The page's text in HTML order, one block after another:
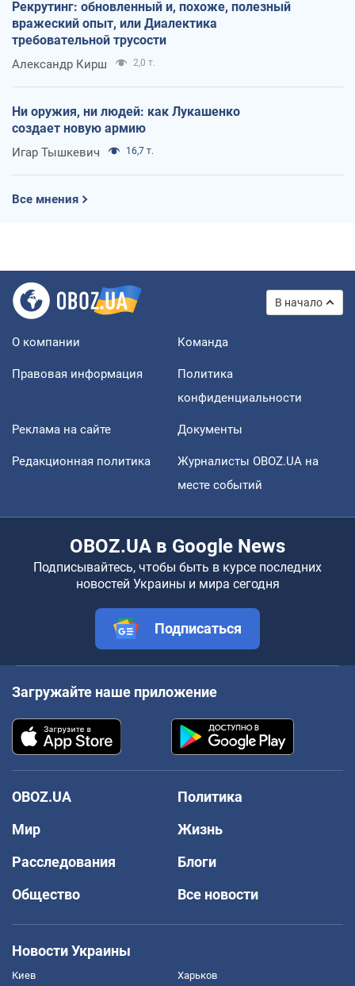
Рекрутинг: обновленный и, похоже, полезный
вражеский опыт, или Диалектика
требовательной трусости
Александр Кирш 2,0 т.
Ни оружия, ни людей: как Лукашенко
создает новую армию
Игар Тышкевич 16,7 т.
Все мнения
В начало
О компании Команда
Правовая информация
Политика
конфиденциальности
Реклама на сайте Документы
Редакционная политика
Журналисты OBOZ.UA на
месте событий
OBOZ.UA в Google News
Подписывайтесь, чтобы быть в курсе последних
новостей Украины и мира сегодня
Подписаться
Загружайте наше приложение
OBOZ.UA
Политика
Мир
Жизнь
Расследования
Блоги
Общество
Все новости
Новости Украины
Киев Харьков